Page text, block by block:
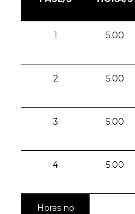
1 5.00
2 5.00
3 5.00
4 5.00
Horas no